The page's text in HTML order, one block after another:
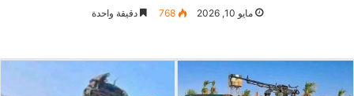
مايو 10, 2026 768 دقيقة واحدة